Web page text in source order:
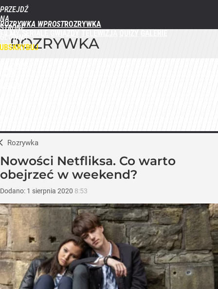
PRZEJDŹ
NA
STRONĘ
GŁÓWNĄ
WPROST.PL
ROZRYWKA WPROST
ROZRYWKA
Rozrywka
Nowości Netfliksa. Co warto
obejrzeć w weekend?
Dodano: 1 sierpnia 2020 8:53